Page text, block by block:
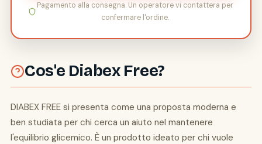
Pagamento alla consegna. Un operatore vi contattera per
confermare l'ordine.
Cos'e Diabex Free?
DIABEX FREE si presenta come una proposta moderna e
ben studiata per chi cerca un aiuto nel mantenere
l'equilibrio glicemico. È un prodotto ideato per chi vuole